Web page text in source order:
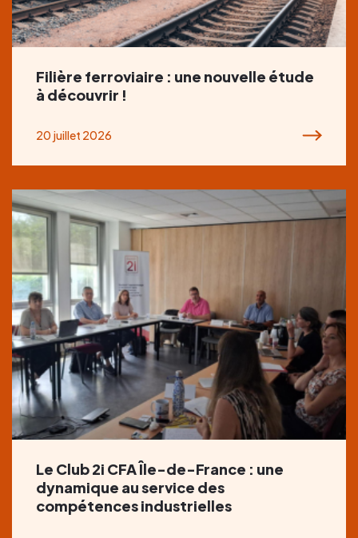
Filière ferroviaire : une nouvelle étude
à découvrir !
20 juillet 2026
Le Club 2i CFA Île-de-France : une
dynamique au service des
compétences industrielles